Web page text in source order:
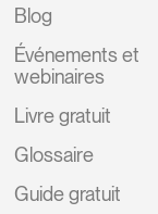
Blog
Événements et
webinaires
Livre gratuit
Glossaire
Guide gratuit